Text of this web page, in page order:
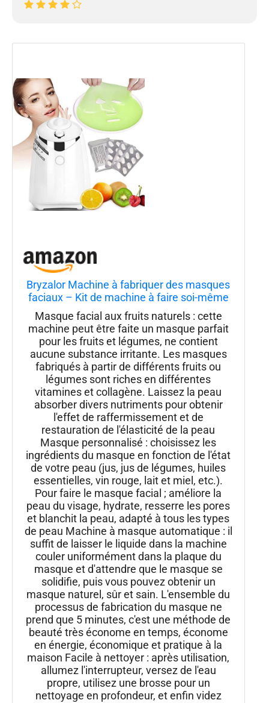
Bryzalor Machine à fabriquer des masques
faciaux – Kit de machine à faire soi-même
avec pilules de collagène pour le visage et
les yeux
Masque facial aux fruits naturels : cette
machine peut être faite un masque parfait
pour les fruits et légumes, ne contient
aucune substance irritante. Les masques
fabriqués à partir de différents fruits ou
légumes sont riches en différentes
vitamines et collagène. Laissez la peau
absorber divers nutriments pour obtenir
l'effet de raffermissement et de
restauration de l'élasticité de la peau
Masque personnalisé : choisissez les
ingrédients du masque en fonction de l'état
de votre peau (jus, jus de légumes, huiles
essentielles, vin rouge, lait et miel, etc.).
Pour faire le masque facial ; améliore la
peau du visage, hydrate, resserre les pores
et blanchit la peau, adapté à tous les types
de peau Machine à masque automatique : il
suffit de laisser le liquide dans la machine
couler uniformément dans la plaque du
masque et d'attendre que le masque se
solidifie, puis vous pouvez obtenir un
masque naturel, sûr et sain. L'ensemble du
processus de fabrication du masque ne
prend que 5 minutes, c'est une méthode de
beauté très économe en temps, économe
en énergie, économique et pratique à la
maison Facile à nettoyer : après utilisation,
allumez l'interrupteur, versez de l'eau
propre, utilisez une brosse pour un
nettoyage en profondeur, et enfin videz